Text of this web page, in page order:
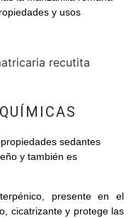
y usos
sedantes
y también es
presente en el
cicatrizante y protege las